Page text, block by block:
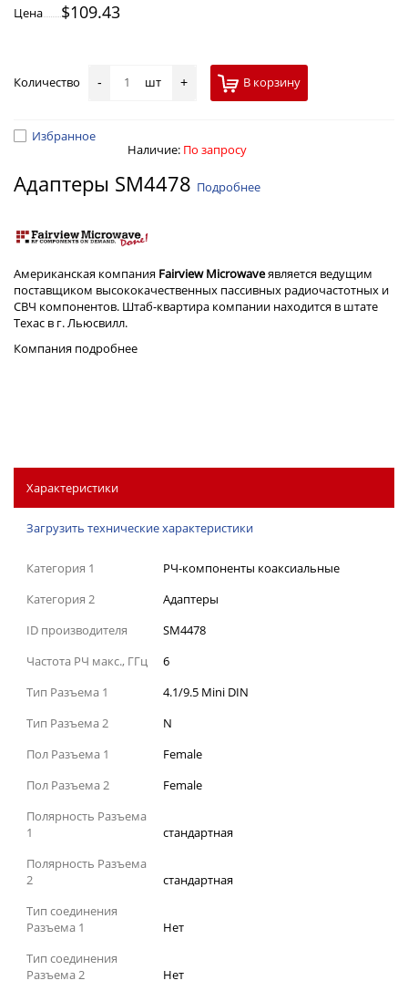
Цена
$109.43
Количество - шт + В корзину
Избранное
Наличие: По запросу
Адаптеры SM4478 Подробнее
Американская компания Fairview Microwaveявляется ведущим
поставщиком высококачественных пассивных радиочастотных и
СВЧ компонентов. Штаб-квартира компании находится в штате
Техас в г. Льюсвилл.
Компания подробнее
Характеристики
Загрузить технические характеристики
Категория 1
РЧ-компоненты коаксиальные
Категория 2
Адаптеры
ID производителя
SM4478
Частота РЧ макс., ГГц
6
Тип Разъема 1
4.1/9.5 Mini DIN
Тип Разъема 2
N
Пол Разъема 1
Female
Пол Разъема 2
Female
Полярность Разъема
1
стандартная
Полярность Разъема
2
стандартная
Тип соединения
Разъема 1
Нет
Тип соединения
Разъема 2
Нет